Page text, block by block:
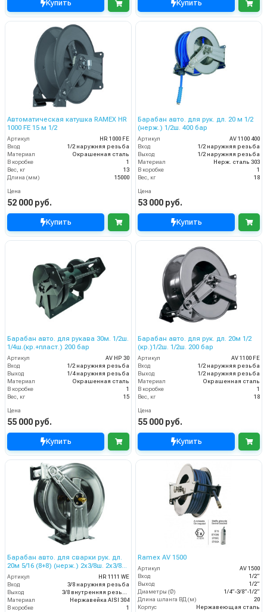
Купить Купить
Автоматическая катушка RAMEX HR
1000 FE 15 м 1/2
Артикул
HR 1000 FE
Вход
1/2 наружняя резьба
Материал
Окрашенная сталь
В коробке
1
Вес, кг
13
Длина (мм)
15000
Цена
52 000 руб.
Купить
Барабан авто. для рук. дл. 20 м 1/2
(нерж.) 1/2ш. 400 бар
Артикул
AV 1100 400
Вход
1/2 наружняя резьба
Выход
1/2 наружняя резьба
Материал
Нерж. сталь 303
В коробке
1
Вес, кг
18
Цена
53 000 руб.
Купить
Барабан авто. для рукава 30м. 1/2ш.
1/4ш.(кр.+пласт.) 200 бар
Артикул
AV HP 30
Вход
1/2 наружняя резьба
Выход
1/4 наружняя резьба
Материал
Окрашенная сталь
В коробке
1
Вес, кг
15
Цена
55 000 руб.
Купить
Барабан авто. для рук. дл. 20м 1/2
(кр.)1/2ш. 1/2ш. 200 бар
Артикул
AV 1100 FE
Вход
1/2 наружняя резьба
Выход
1/2 наружняя резьба
Материал
Окрашенная сталь
В коробке
1
Вес, кг
18
Цена
55 000 руб.
Купить
Барабан авто. для сварки рук. дл.
20м 5/16 (8+8) (нерж.) 2x3/8ш. 2x3/8г.
20 бар
Артикул
HR 1111 WE
Вход
3/8 наружняя резьба
Выход
3/8 внутренняя резьба
Материал
Нержавейка AISI 304
В коробке
1
Ramex AV 1500
Артикул
AV 1500
Вход
1/2”
Выход
1/2”
Диаметры (Ø)
1/4”-3/8”-1/2”
Длина шланга ВД (м)
20
Корпус
Нержавеющая сталь